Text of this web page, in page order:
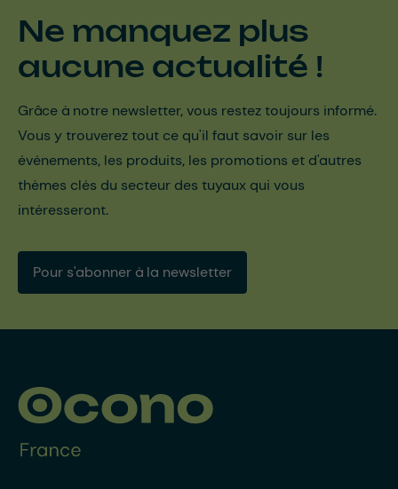
Ne manquez plus
aucune actualité !
Grâce à notre newsletter, vous restez toujours informé.
Vous y trouverez tout ce qu'il faut savoir sur les
événements, les produits, les promotions et d'autres
thèmes clés du secteur des tuyaux qui vous
intéresseront.
Pour s'abonner à la newsletter